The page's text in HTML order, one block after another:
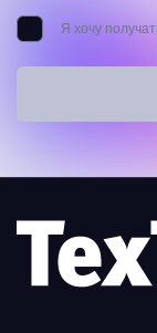
Я хочу